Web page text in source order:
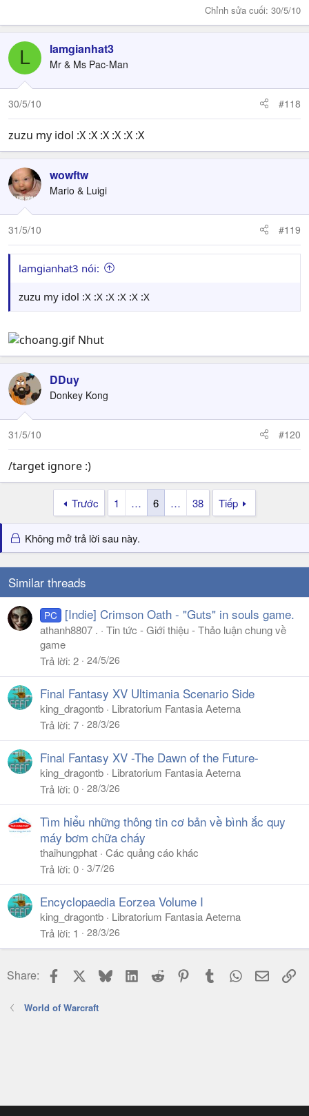
Chỉnh sửa cuối: 30/5/10
L lamgianhat3
Mr & Ms Pac-Man
30/5/10 #118
zuzu my idol :X :X :X :X :X :X
wowftw
Mario & Luigi
31/5/10 #119
lamgianhat3 nói:
zuzu my idol :X :X :X :X :X :X
Nhut
DDuy
Donkey Kong
31/5/10 #120
/target ignore :)
Trước 1 … 6 … 38 Tiếp
Không mở trả lời sau này.
Similar threads
PC [Indie] Crimson Oath - "Guts" in souls game.
athanh8807 .
Tin tức - Giới thiệu - Thảo luận chung về
game
Trả lời 2 24/5/26
Final Fantasy XV Ultimania Scenario Side
king_dragontb
Libratorium Fantasia Aeterna
Trả lời 7 28/3/26
Final Fantasy XV -The Dawn of the Future-
king_dragontb
Libratorium Fantasia Aeterna
Trả lời 0 28/3/26
Tìm hiểu những thông tin cơ bản về bình ắc quy
máy bơm chữa cháy
thaihungphat Các quảng cáo khác
Trả lời 0 3/7/26
Encyclopaedia Eorzea Volume I
king_dragontb
Libratorium Fantasia Aeterna
Trả lời 1 28/3/26
Share: Facebook BlueskyLinkedIn
Reddit PinterestTumblr WhatsApp
Email
World of Warcraft